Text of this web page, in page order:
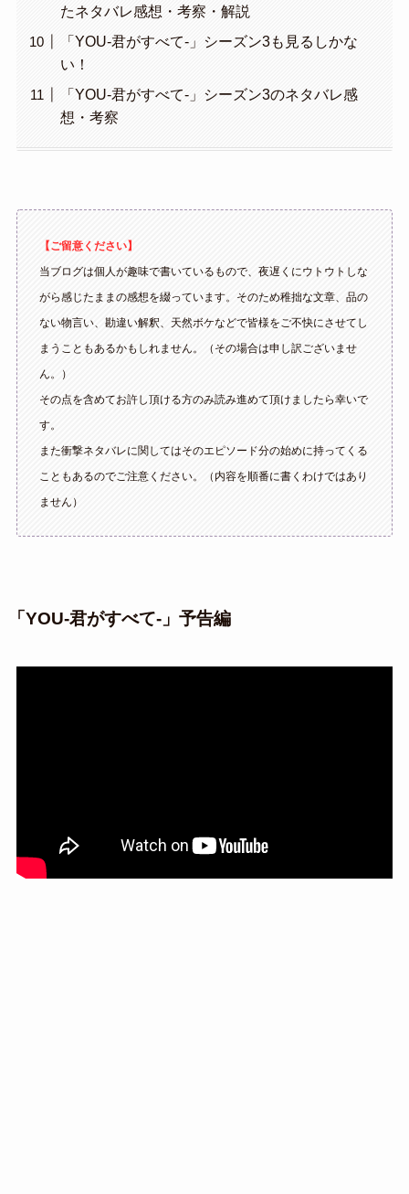
たネタバレ感想・考察・解説
「YOU-君がすべて-」シーズン3も見るしかな
い！
「YOU-君がすべて-」シーズン3のネタバレ感
想・考察
【ご留意ください】
当ブログは個人が趣味で書いているもので、夜遅くにウトウトしな
がら感じたままの感想を綴っています。そのため稚拙な文章、品の
ない物言い、勘違い解釈、天然ボケなどで皆様をご不快にさせてし
まうこともあるかもしれません。（その場合は申し訳ございませ
ん。）
その点を含めてお許し頂ける方のみ読み進めて頂けましたら幸いで
す。
また衝撃ネタバレに関してはそのエピソード分の始めに持ってくる
こともあるのでご注意ください。（内容を順番に書くわけではあり
ません）
「YOU-君がすべて-」予告編